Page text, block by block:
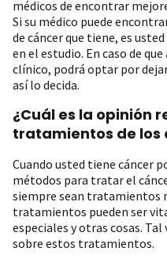
médicos de encontrar
Si su médico puede
de cáncer que tiene, es
en el estudio. En caso de
clínico, podrá optar por
así lo decida.
¿Cuál es la opinión
tratamientos de los
Cuando usted tiene cáncer
métodos para tratar el
siempre sean tratamientos
tratamientos pueden ser
especiales y otras cosas.
sobre estos tratamientos.